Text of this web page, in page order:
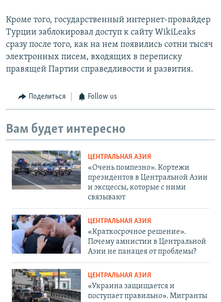
Кроме того, государственный интернет-провайдер
Турции заблокировал доступ к сайту WikiLeaks
сразу после того, как на нем появились сотни тысяч
электронных писем, входящих в переписку
правящей Партии справедливости и развития.
Поделиться Follow us
Вам будет интересно
ЦЕНТРАЛЬНАЯ АЗИЯ
«Очень помпезно». Кортежи
президентов в Центральной Азии
и эксцессы, которые с ними
связывают
ЦЕНТРАЛЬНАЯ АЗИЯ
«Краткосрочное решение».
Почему амнистии в Центральной
Азии не панацея от проблемы?
ЦЕНТРАЛЬНАЯ АЗИЯ
«Украина защищается и
поступает правильно». Мигранты